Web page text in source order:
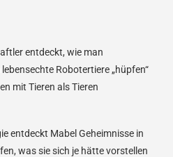
entdeckt, wie man
Robotertiere „hüpfen“
mit Tieren als Tieren
entdeckt Mabel Geheimnisse in
was sie sich je hätte vorstellen